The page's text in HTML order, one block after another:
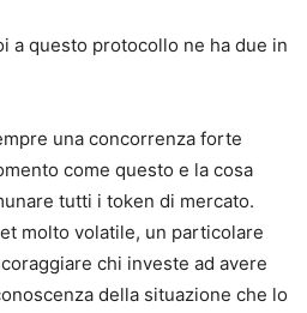
a questo protocollo ne ha due in
una concorrenza forte
come questo e la cosa
tutti i token di mercato.
molto volatile, un particolare
chi investe ad avere
della situazione che lo